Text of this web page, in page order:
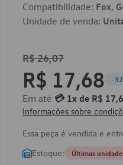
Compatibilidade: Fox,
Unidade de venda:
R$ 26,07
R$ 17,68 -
Em até 💳 1x de R$
Informações sobre
Essa peça é vendida e
Estoque: Últimas